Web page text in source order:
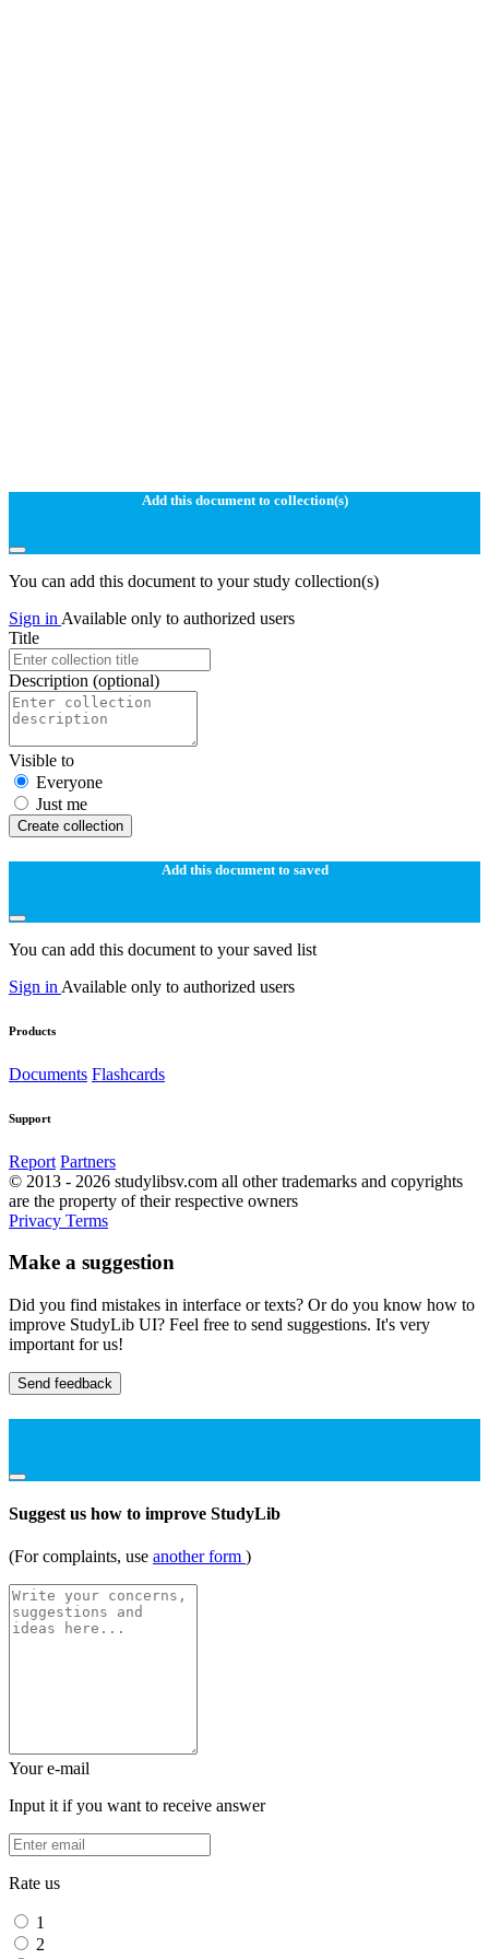
Add this document to collection(s)
You can add this document to your study collection(s)
Sign in Available only to authorized users
Title
Description (optional)
Visible to
Everyone
Just me
Create collection
Add this document to saved
You can add this document to your saved list
Sign in Available only to authorized users
Products
Documents Flashcards
Support
Report Partners
© 2013 - 2026 studylibsv.com all other trademarks and copyrights
are the property of their respective owners
Privacy Terms
Make a suggestion
Did you find mistakes in interface or texts? Or do you know how to
improve StudyLib UI? Feel free to send suggestions. It's very
important for us!
Send feedback
Suggest us how to improve StudyLib
(For complaints, use another form )
Your e-mail
Input it if you want to receive answer
Rate us
1
2